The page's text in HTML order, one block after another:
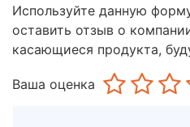
Используйте данную
оставить отзыв о
касающиеся продукта,
Ваша оценка